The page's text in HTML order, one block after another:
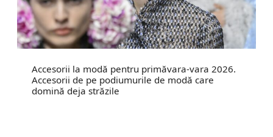
Accesorii la modă pentru primăvara-vara 2026.
Accesorii de pe podiumurile de modă care
domină deja străzile